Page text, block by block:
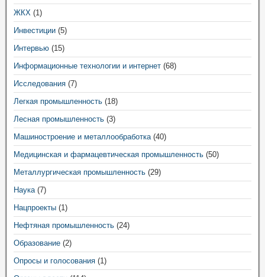
ЖКХ (1)
Инвестиции (5)
Интервью (15)
Информационные технологии и интернет (68)
Исследования (7)
Легкая промышленность (18)
Лесная промышленность (3)
Машиностроение и металлообработка(40)
Медицинская и фармацевтическая промышленность (50)
Металлургическая промышленность (29)
Наука(7)
Нацпроекты (1)
Нефтяная промышленность (24)
Образование (2)
Опросы и голосования (1)